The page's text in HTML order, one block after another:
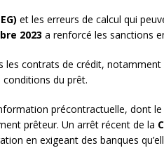
et les erreurs de calcul qui
2023 a renforcé les sanctions
les contrats de crédit,
du prêt.
précontractuelle, dont
prêteur. Un arrêt récent de la
en exigeant des banques